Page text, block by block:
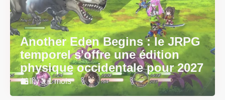
Another Eden Begins : le JRPG
temporel s'offre une édition
physique occidentale pour 2027
Il y a 1 mois